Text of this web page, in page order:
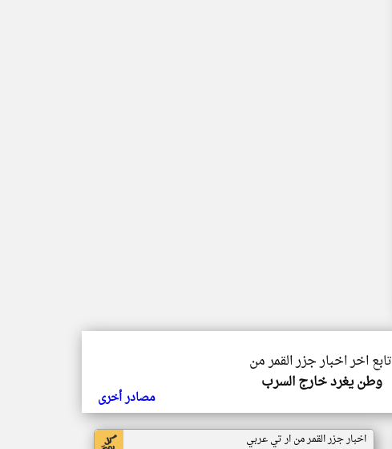
تابع اخر اخبار جزر القمر من
وطن يغرد خارج السرب
مصادر أخرى
اخبار جزر القمر من ار تي عربي